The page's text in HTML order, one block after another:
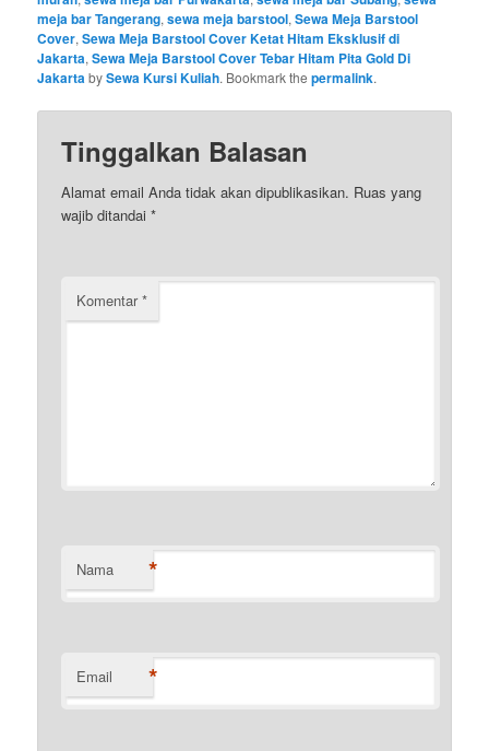
meja bar Tangerang,sewa meja barstool,Sewa Meja Barstool
Cover,Sewa Meja Barstool Cover Ketat Hitam Eksklusif di
Jakarta,Sewa Meja Barstool Cover Tebar Hitam Pita Gold Di
JakartabySewa Kursi Kuliah. Bookmark thepermalink.
Tinggalkan Balasan
Alamat email Anda tidak akan dipublikasikan. Ruas yang
wajib ditandai*
Komentar*
Nama *
Email *